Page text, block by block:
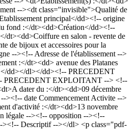
--><dt class="invisible">Qualité de
principal</dd><!-- origine
fond :</dt><dd>Création</dd><!--
dt><dd>Coiffure en salon - revente de
de bijoux et accessoires pour la
--><!-- Adresse de l'établissement -->
:</dt><dd> avenue des Platanes
</dd></dl></dd><!-- PRECEDENT
PRECEDENT EXPLOITANT --> <!--
dater du :</dt><dd>09 décembre
><!-- date Commencement Activite -->
d'activité :</dt><dd>13 novembre
légale --><!-- opposition --><!--
><!-- Descriptif --></dl> <p class="pdf-